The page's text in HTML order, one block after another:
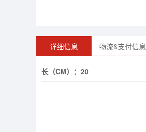
详细信息 物流&支付信息
长（CM）： 20